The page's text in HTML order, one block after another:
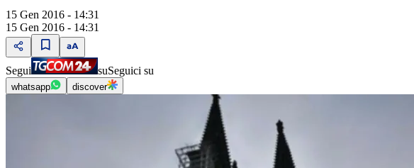
15 Gen 2016 - 14:31
15 Gen 2016 - 14:31
Segui suSeguici su
whatsapp discover